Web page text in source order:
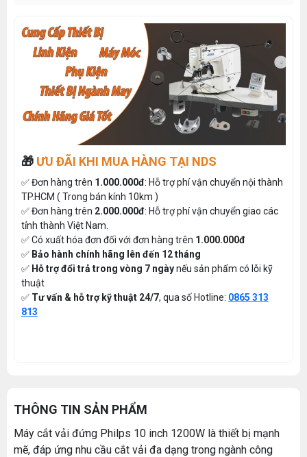
🎁 ƯU ĐÃI KHI MUA HÀNG TẠI NDS
✅ Đơn hàng trên 1.000.000đ: Hỗ trợ phí vận chuyển nội thành
TP.HCM ( Trong bán kính 10km )
✅ Đơn hàng trên 2.000.000đ: Hỗ trợ phí vận chuyển giao các
tỉnh thành Việt Nam.
✅ Có xuất hóa đơn đối với đơn hàng trên 1.000.000đ
✅ Bảo hành chính hãng lên đến 12 tháng
✅ Hỗ trợ đổi trả trong vòng 7 ngàynếu sản phẩm có lỗi kỹ
thuật
✅ Tư vấn & hỗ trợ kỹ thuật 24/7, qua số Hotline: 0865 313
813
THÔNG TIN SẢN PHẨM
Máy cắt vải đứng Philps 10 inch 1200W là thiết bị mạnh
mẽ, đáp ứng nhu cầu cắt vải đa dạng trong ngành công